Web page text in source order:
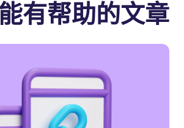
有帮助的文章